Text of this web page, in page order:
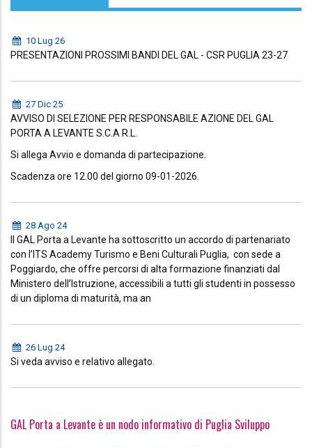
10 Lug 26
PRESENTAZIONI PROSSIMI BANDI DEL GAL - CSR PUGLIA 23-27
27 Dic 25
AVVISO DI SELEZIONE PER RESPONSABILE AZIONE DEL GAL
PORTA A LEVANTE S.C.A R.L.
Si allega Avvio e domanda di partecipazione.
Scadenza ore 12.00 del giorno 09-01-2026.
28 Ago 24
Il GAL Porta a Levante ha sottoscritto un accordo di partenariato
con l’ITS Academy Turismo e Beni Culturali Puglia, con sede a
Poggiardo, che offre percorsi di alta formazione finanziati dal
Ministero dell’Istruzione, accessibili a tutti gli studenti in possesso
di un diploma di maturità, ma an
26 Lug 24
Si veda avviso e relativo allegato.
GAL Porta a Levante è un nodo informativo di Puglia Sviluppo